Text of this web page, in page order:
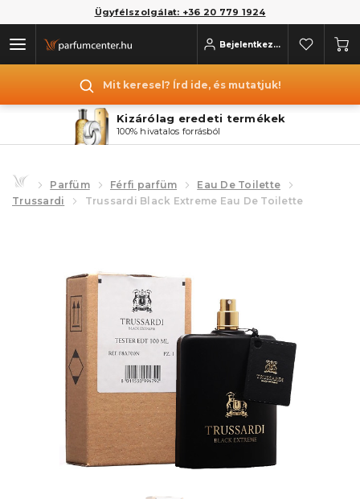
Ügyfélszolgálat: +36 20 779 1924
Bejelentkezés
Mit keresel? Írd ide, és mutatjuk!
Kizárólag eredeti termékek
100% hivatalos forrásból
Parfüm Férfi parfüm
Eau De Toilette
Trussardi
Trussardi Black Extreme Eau De Toilette